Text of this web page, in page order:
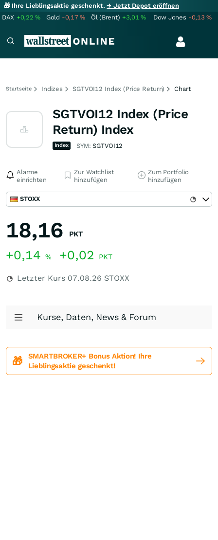
🎁 Ihre Lieblingsaktie geschenkt.→ Jetzt Depot eröffnen
DAX +0,22% Gold -0,17% Öl (Brent) +3,01% Dow Jones -0,13%
Startseite Indizes SGTVOI12 Index (Price Return) Chart
SGTVOI12 Index (Price
Return) Index
Index SYM:SGTVOI12
Alarme
einrichten
Zur Watchlist
hinzufügen
Zum Portfolio
hinzufügen
STOXX
18,16 PKT
+0,14 % +0,02 PKT
Letzter Kurs 07.08.26 STOXX
Kurse, Daten, News & Forum
🎁
SMARTBROKER+ Bonus Aktion! Ihre
Lieblingsaktie geschenkt!